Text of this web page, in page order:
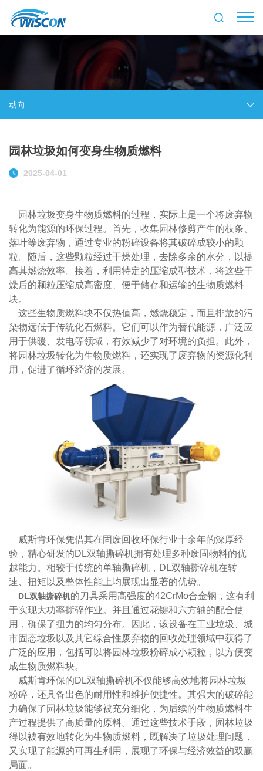
动向
园林垃圾如何变身生物质燃料
2025-04-01
园林垃圾变身生物质燃料的过程，实际上是一个将废弃物
转化为能源的环保过程。首先，收集园林修剪产生的枝条、
落叶等废弃物，通过专业的粉碎设备将其破碎成较小的颗
粒。随后，这些颗粒经过干燥处理，去除多余的水分，以提
高其燃烧效率。接着，利用特定的压缩成型技术，将这些干
燥后的颗粒压缩成高密度、便于储存和运输的生物质燃料
块。
这些生物质燃料块不仅热值高，燃烧稳定，而且排放的污
染物远低于传统化石燃料。它们可以作为替代能源，广泛应
用于供暖、发电等领域，有效减少了对环境的负担。此外，
将园林垃圾转化为生物质燃料，还实现了废弃物的资源化利
用，促进了循环经济的发展。
威斯肯环保凭借其在固废回收环保行业十余年的深厚经
验，精心研发的DL双轴撕碎机拥有处理多种废固物料的优
越能力。相较于传统的单轴撕碎机，DL双轴撕碎机在转
速、扭矩以及整体性能上均展现出显著的优势。
DL双轴撕碎机的刀具采用高强度的42CrMo合金钢，这有利
于实现大功率撕碎作业。并且通过花键和六方轴的配合使
用，确保了扭力的均匀分布。因此，该设备在工业垃圾、城
市固态垃圾以及其它综合性废弃物的回收处理领域中获得了
广泛的应用，包括可以将园林垃圾粉碎成小颗粒，以方便变
成生物质燃料块。
威斯肯环保的DL双轴撕碎机不仅能够高效地将园林垃圾
粉碎，还具备出色的耐用性和维护便捷性。其强大的破碎能
力确保了园林垃圾能够被充分细化，为后续的生物质燃料生
产过程提供了高质量的原料。通过这些技术手段，园林垃圾
得以被有效地转化为生物质燃料，既解决了垃圾处理问题，
又实现了能源的可再生利用，展现了环保与经济效益的双赢
局面。